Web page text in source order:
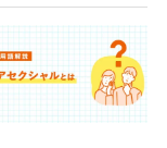
消のためにメイク
える人たちのため
々と自分らしさを
ん。ジェンダーレ